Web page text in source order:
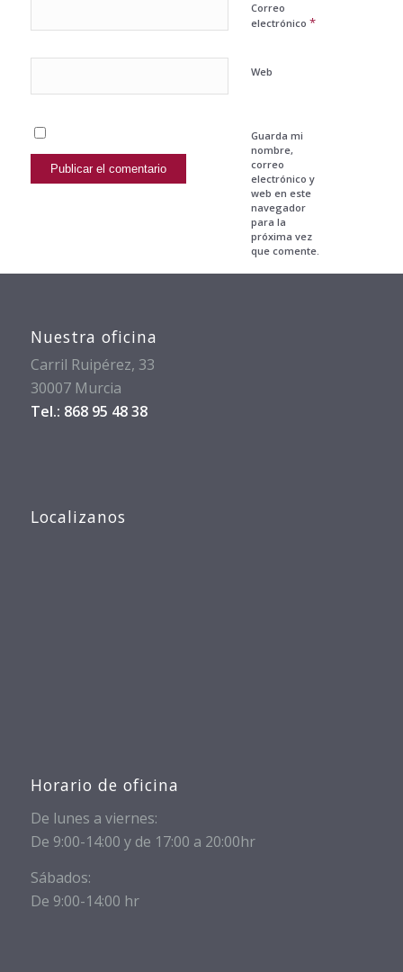
Correo
electrónico *
Web
Guarda mi
nombre,
correo
electrónico y
web en este
navegador
para la
próxima vez
que comente.
Nuestra oficina
Carril Ruipérez, 33
30007 Murcia
Tel.: 868 95 48 38
Localizanos
Horario de oficina
De lunes a viernes:
De 9:00-14:00 y de 17:00 a 20:00hr
Sábados:
De 9:00-14:00 hr